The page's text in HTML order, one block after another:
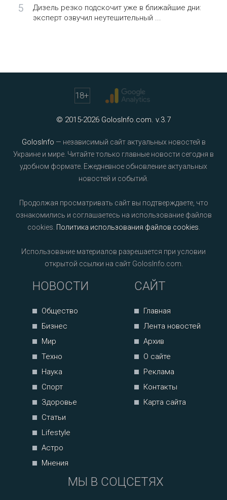
5
Дизель резко подскочит уже в ближайшие дни:
эксперт озвучил неутешительный ...
18+
© 2015-2026 GolosInfo.com. v.3.7
GolosInfo — независимый сайт актуальных новостей в
Украине и мире. Читайте только главные новости сегодня в
удобном формате. Ежедневное обновление актуальных
новостей и событий.
Продолжая просматривать сайт вы подтверждаете, что
ознакомились и соглашаетесь на использование файлов
cookies. Политика использования файлов cookies
Использование материалов разрешается при условии
открытой ссылки на сайт GolosInfo.com.
НОВОСТИ
Общество
Бизнес
Мир
Техно
Наука
Спорт
Здоровье
Статьи
Lifestyle
Астро
Мнения
САЙТ
Главная
Лента новостей
Архив
О сайте
Реклама
Контакты
Карта сайта
МЫ В СОЦСЕТЯХ